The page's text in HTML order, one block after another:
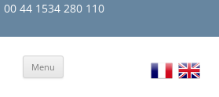
00 44 1534 280 110
Menu